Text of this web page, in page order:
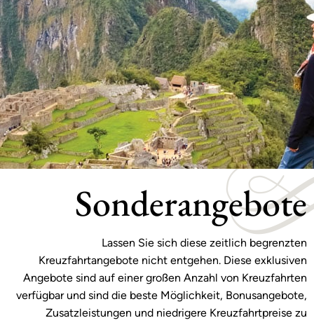
Sonderangebote
Lassen Sie sich diese zeitlich begrenzten
Kreuzfahrtangebote nicht entgehen. Diese exklusiven
Angebote sind auf einer großen Anzahl von Kreuzfahrten
verfügbar und sind die beste Möglichkeit, Bonusangebote,
Zusatzleistungen und niedrigere Kreuzfahrtpreise zu